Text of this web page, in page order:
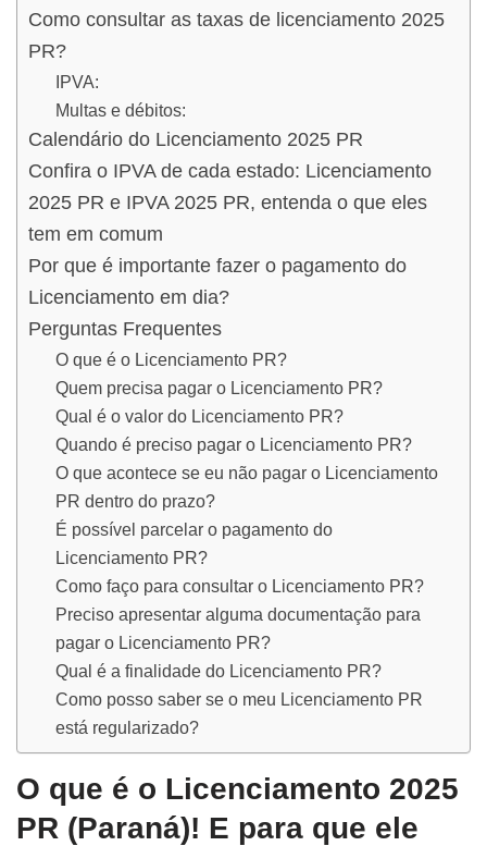
Como consultar as taxas de licenciamento 2025
PR?
IPVA:
Multas e débitos:
Calendário do Licenciamento 2025 PR
Confira o IPVA de cada estado: Licenciamento
2025 PR e IPVA 2025 PR, entenda o que eles
tem em comum
Por que é importante fazer o pagamento do
Licenciamento em dia?
Perguntas Frequentes
O que é o Licenciamento PR?
Quem precisa pagar o Licenciamento PR?
Qual é o valor do Licenciamento PR?
Quando é preciso pagar o Licenciamento PR?
O que acontece se eu não pagar o Licenciamento
PR dentro do prazo?
É possível parcelar o pagamento do
Licenciamento PR?
Como faço para consultar o Licenciamento PR?
Preciso apresentar alguma documentação para
pagar o Licenciamento PR?
Qual é a finalidade do Licenciamento PR?
Como posso saber se o meu Licenciamento PR
está regularizado?
O que é o Licenciamento 2025
PR (Paraná)! E para que ele